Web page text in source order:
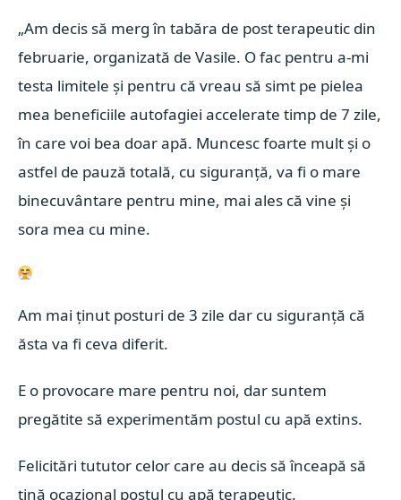
„Am decis să merg în tabăra de post terapeutic din
februarie, organizată de Vasile. O fac pentru a-mi
testa limitele și pentru că vreau să simt pe pielea
mea beneficiile autofagiei accelerate timp de 7 zile,
în care voi bea doar apă. Muncesc foarte mult și o
astfel de pauză totală, cu siguranță, va fi o mare
binecuvântare pentru mine, mai ales că vine și
sora mea cu mine.
Am mai ținut posturi de 3 zile dar cu siguranță că
ăsta va fi ceva diferit.
E o provocare mare pentru noi, dar suntem
pregătite să experimentăm postul cu apă extins.
Felicitări tututor celor care au decis să înceapă să
țină ocazional postul cu apă terapeutic.